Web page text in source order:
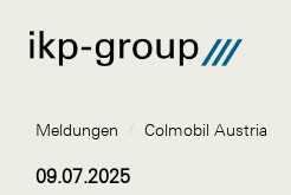
Meldungen / Colmobil Austria
09.07.2025